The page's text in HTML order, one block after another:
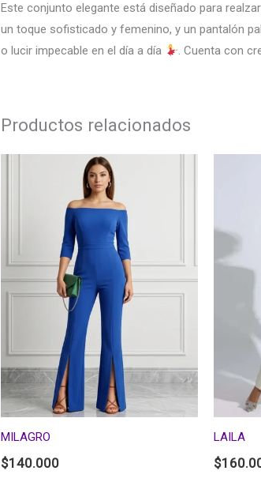
Este conjunto elegante está diseñado para
un toque sofisticado y femenino, y un pantalón
o lucir impecable en el día a día
. Cuenta con
Productos relacionados
MILAGRO
$140.000
LAILA
$